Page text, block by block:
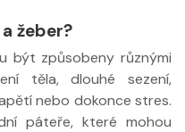
žeber?
být způsobeny různými
těla, dlouhé sezení,
nebo dokonce stres.
páteře, které mohou